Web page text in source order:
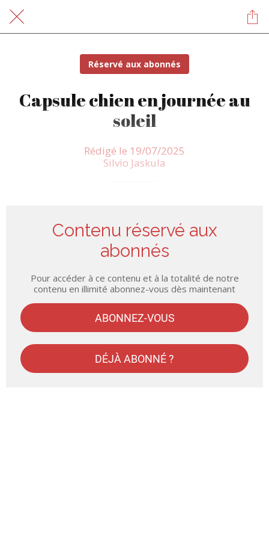
Réservé aux abonnés
Capsule chien en journée au
soleil
Rédigé le 19/07/2025
Silvio Jaskula
Contenu réservé aux
abonnés
Pour accéder à ce contenu et à la totalité de notre
contenu en illimité abonnez-vous dès maintenant
ABONNEZ-VOUS
DÉJÀ ABONNÉ ?